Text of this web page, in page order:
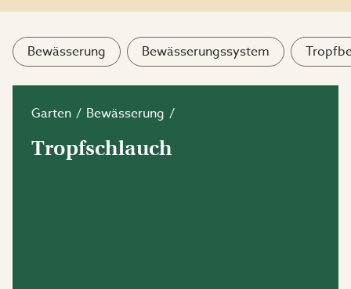
Bewässerung Bewässerungssystem
Garten Bewässerung
Tropfschlauch